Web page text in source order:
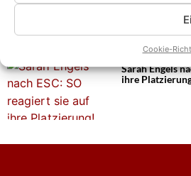
Cookie-
Übersicht!
Sarah Engels
ihre